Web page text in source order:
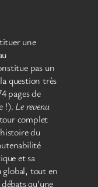
une
pas un
question très
pages de
!). Le revenu
complet
du
et sa
global, tout en
qu’une